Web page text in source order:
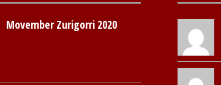
Movember Zurigorri 2020